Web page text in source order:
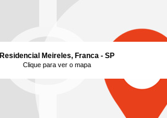
Residencial Meireles, Franca - SP
Clique para ver o mapa